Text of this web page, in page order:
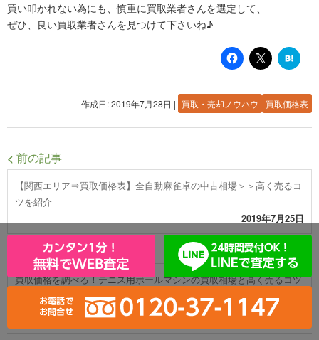
買い叩かれない為にも、慎重に買取業者さんを選定して、
ぜひ、良い買取業者さんを見つけて下さいね♪
は
て
ッ
ク
マ
ク
作成日: 2019年7月28日 | 買取・売却ノウハウ 買取価格表
< 前の記事
【関西エリア⇒買取価格表】全自動麻雀卓の中古相場＞＞高く売るコ
ツを紹介
2019年7月25日
>次の記事
買取価格を調べる！テニス用ボールマシンの買取相場と高く売るコツ
2019年8月3日